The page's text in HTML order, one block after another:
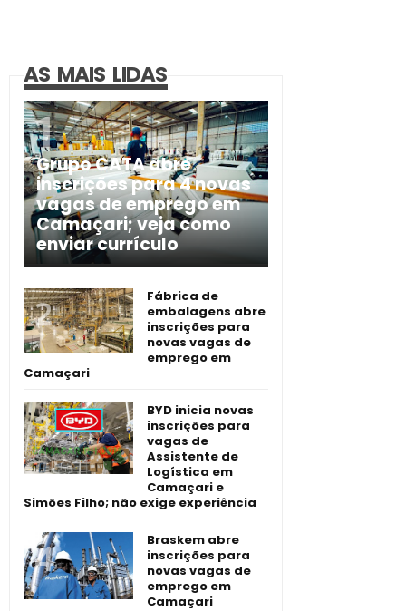
AS MAIS LIDAS
Grupo CATA abre
inscrições para 4 novas
vagas de emprego em
Camaçari; veja como
enviar currículo
Fábrica de
embalagens abre
inscrições para
novas vagas de
emprego em
Camaçari
BYD inicia novas
inscrições para
vagas de
Assistente de
Logística em
Camaçari e
Simões Filho; não exige experiência
Braskem abre
inscrições para
novas vagas de
emprego em
Camaçari